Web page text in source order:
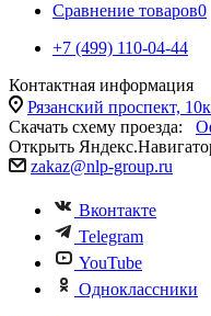
Сравнение товаров0
+7 (499) 110-04-44
Контактная информация
Рязанский проспект,
Скачать схему проезда:
Открыть
zakaz@nlp-group.ru
Вконтакте
Telegram
YouTube
Одноклассники